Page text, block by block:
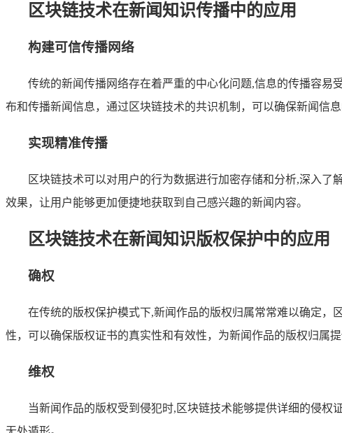
区块链技术在新闻知识传播中的应用
构建可信传播网络
传统的新闻传播网络存在着严重的中心化问题,信息的传播容
布和传播新闻信息，通过区块链技术的共识机制，可以确保新闻信
实现精准传播
区块链技术可以对用户的行为数据进行加密存储和分析,深入
效果，让用户能够更加便捷地获取到自己感兴趣的新闻内容。
区块链技术在新闻知识版权保护中的应用
确权
在传统的版权保护模式下,新闻作品的版权归属常常难以确定
性，可以确保版权证书的真实性和有效性，为新闻作品的版权归属提
维权
当新闻作品的版权受到侵犯时,区块链技术能够提供详细的侵